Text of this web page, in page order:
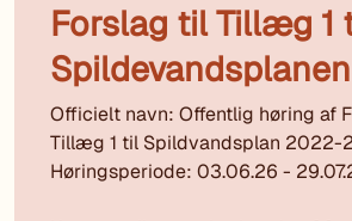
Forslag til Tillæg 1
Spildevandsplanen
Officielt navn: Offentlig høring af
Tillæg 1 til Spildvandsplan 2022-
Høringsperiode: 03.06.26 -